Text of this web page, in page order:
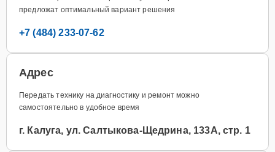
предложат оптимальный вариант решения
+7 (484) 233-07-62
Адрес
Передать технику на диагностику и ремонт можно
самостоятельно в удобное время
г. Калуга, ул. Салтыкова-Щедрина, 133А, стр. 1